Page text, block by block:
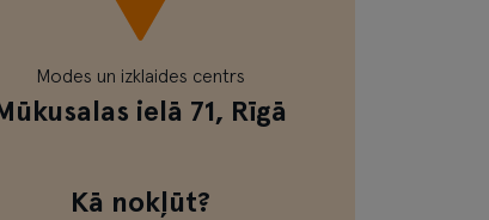
Modes un izklaides centrs
Mūkusalas ielā 71, Rīgā
Kā nokļūt?